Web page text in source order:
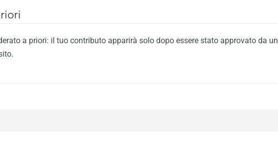
commenti lesivi della privacy di qualsiasi cittadino
commenti razzisti nei confronti di qualsiasi razza, popolo, cultura,
commenti contrari al rispetto del buon costume o contenenti
commenti inerenti propaganda politica, di partito o di fazione, che
anche di una sola delle regole precedenti comporterà la non
a priori: il tuo contributo apparirà solo dopo essere stato approvato da un